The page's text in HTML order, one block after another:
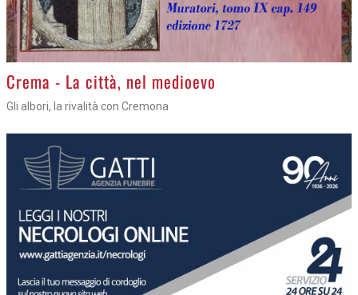
Crema - La città, nel medioevo
Gli albori, la rivalità con Cremona